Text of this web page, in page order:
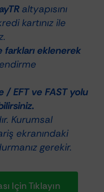
altyapısını
kartınız ile
farkları eklenerek
/ EFT ve FAST yolu
Kurumsal
ekranındaki
gerekir.
Için Tıklayın